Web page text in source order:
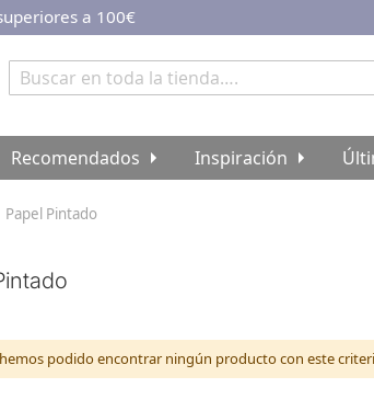
a 100€
Recomendados Inspiración
Papel Pintado
podido encontrar ningún producto con este